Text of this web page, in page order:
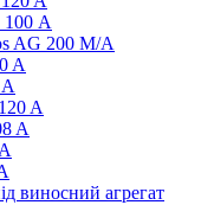
100 А
AG 200 M/A
A
A
A
виносний агрегат